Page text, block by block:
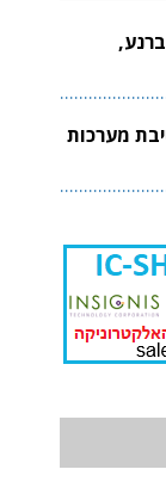
מערכות